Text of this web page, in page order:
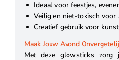
Ideaal voor feestjes,
Veilig en niet-toxisch voor
Creatief gebruik voor
Maak Jouw Avond
Met deze glowsticks zorg